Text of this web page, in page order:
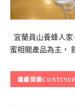
宜蘭員山養蜂人
蜜相關產品為主，